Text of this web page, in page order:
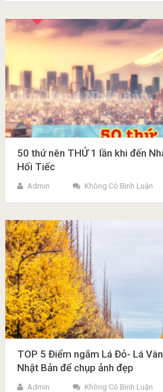
50 thứ nên THỬ 1 lần khi đến
Hối Tiếc
Admin Không Có Bình Luận
TOP 5 Điểm ngắm Lá Đỏ- Lá
Nhật Bản để chụp ảnh đẹp
Admin Không Có Bình Luận